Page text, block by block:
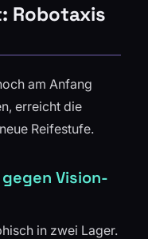
Robotaxis
am Anfang
erreicht die
Reifestufe.
gegen Vision-
in zwei Lager.